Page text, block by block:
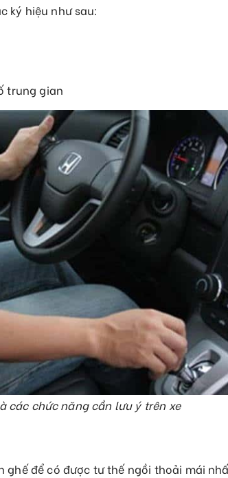
ký hiệu như sau:
trung gian
các chức năng cần lưu ý trên xe
ghế để có được tư thế ngồi thoải mái